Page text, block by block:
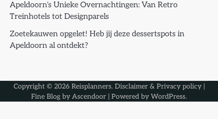
Apeldoorn’s Unieke Overnachtingen: Van Retro
Treinhotels tot Designparels
Zoetekauwen opgelet! Heb jij deze dessertspots in
Apeldoorn al ontdekt?
Copyright © 2026 Reisplanners. Disclaimer & Privacy policy|
Fine Blog by Ascendoor | Powered by WordPress.